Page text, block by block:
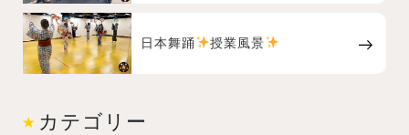
日本舞踊 授業風景
カテゴリー